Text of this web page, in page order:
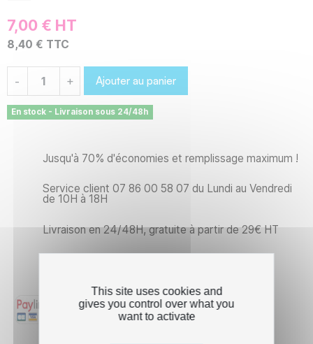
7,00 € HT
8,40 € TTC
- + Ajouter au panier
En stock - Livraison sous 24/48h
Jusqu'à 70% d'économies et remplissage maximum !
Service client 07 86 00 58 07 du Lundi au Vendredi
de 10H à 18H
Livraison en 24/48H, gratuite à partir de 29€ HT
This site uses cookies and
gives you control over what you
want to activate